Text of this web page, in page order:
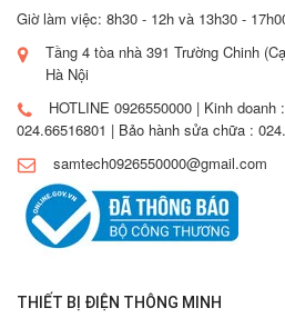
Giờ làm việc: 8h30 - 12h và 13h30 -
Tầng 4 tòa nhà 391 Trường Chinh
Hà Nội
HOTLINE 0926550000 | Kinh doanh
024.66516801 | Bảo hành sửa chữa :
samtech0926550000@gmail.com
THIẾT BỊ ĐIỆN THÔNG MINH